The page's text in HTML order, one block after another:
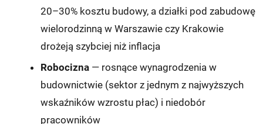
20–30% kosztu budowy, a działki pod zabudowę
wielorodzinną w Warszawie czy Krakowie
drożeją szybciej niż inflacja
Robocizna — rosnące wynagrodzenia w
budownictwie (sektor z jednym z najwyższych
wskaźników wzrostu płac) i niedobór
pracowników